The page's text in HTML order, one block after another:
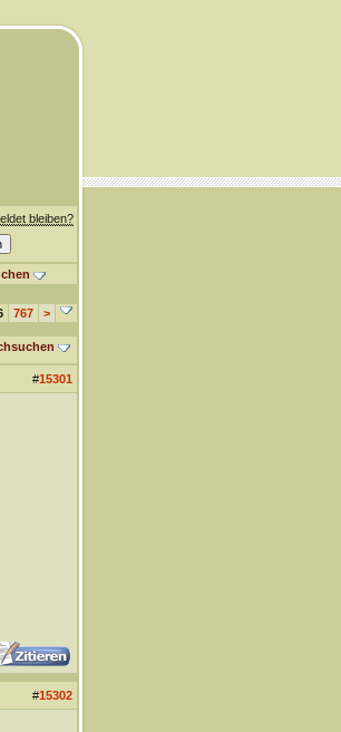
bleiben?
767 >
#15301
#15302